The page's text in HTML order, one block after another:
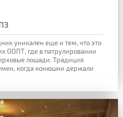
уникален еще и тем, что это
ООПТ, где в патрулировании
лошади. Традиция
когда конюшни держали